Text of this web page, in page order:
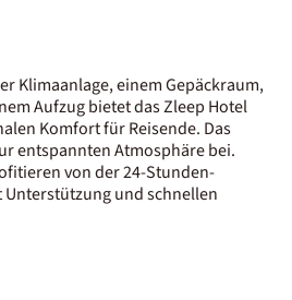
Klimaanlage, einem Gepäckraum,
Aufzug bietet das Zleep Hotel
Komfort für Reisende. Das
entspannten Atmosphäre bei.
von der 24-Stunden-
und schnellen